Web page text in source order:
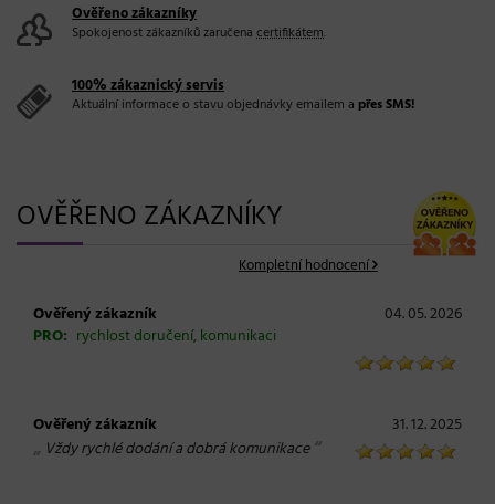
Ověřeno zákazníky
Spokojenost zákazníků zaručena certifikátem.
100% zákaznický servis
Aktuální informace o stavu objednávky emailem a přes SMS!
OVĚŘENO ZÁKAZNÍKY
Kompletní hodnocení
Ověřený zákazník
04. 05. 2026
PRO: rychlost doručení, komunikaci
Ověřený zákazník 31. 12. 2025
„ Vždy rychlé dodání a dobrá komunikace“